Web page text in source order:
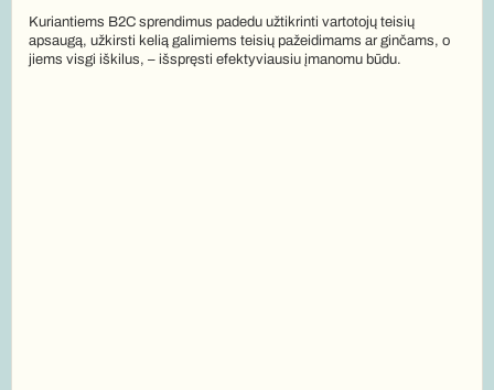
Kuriantiems B2C sprendimus padedu užtikrinti vartotojų teisių
apsaugą, užkirsti kelią galimiems teisių pažeidimams ar ginčams, o
jiems visgi iškilus, – išspręsti efektyviausiu įmanomu būdu.